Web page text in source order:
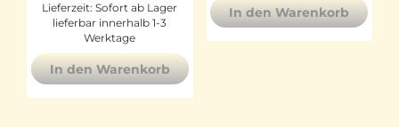
Lieferzeit:Sofort ab Lager
lieferbar innerhalb 1-3
Werktage
In den Warenkorb
In den Warenkorb